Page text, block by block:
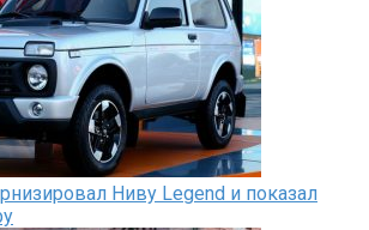
Ниву Legend и показал